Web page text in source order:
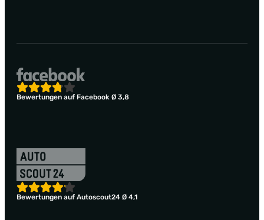
Bewertungen auf Facebook Ø 3,8
Bewertungen auf Autoscout24 Ø 4,1